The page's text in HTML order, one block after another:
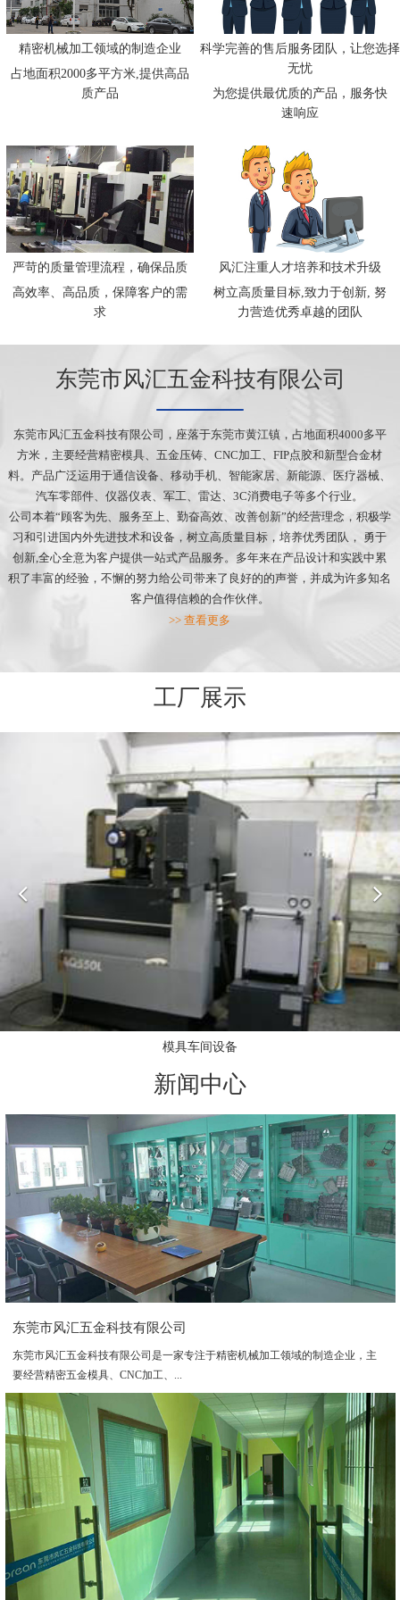
精密机械加工领域的制造企业
占地面积2000多平方米,提供高品
质产品
科学完善的售后服务团队，让您选择
无忧
为您提供最优质的产品，服务快
速响应
严苛的质量管理流程，确保品质
高效率、高品质，保障客户的需
求
风汇注重人才培养和技术升级
树立高质量目标,致力于创新, 努
力营造优秀卓越的团队
东莞市风汇五金科技有限公司
东莞市风汇五金科技有限公司，座落于东莞市黄江镇，占地面积4000多平
方米，主要经营精密模具、五金压铸、CNC加工、FIP点胶和新型合金材
料。产品广泛运用于通信设备、移动手机、智能家居、新能源、医疗器械、
汽车零部件、仪器仪表、军工、雷达、3C消费电子等多个行业。
公司本着“顾客为先、服务至上、勤奋高效、改善创新”的经营理念，积极学
习和引进国内外先进技术和设备，树立高质量目标，培养优秀团队， 勇于
创新,全心全意为客户提供一站式产品服务。多年来在产品设计和实践中累
积了丰富的经验，不懈的努力给公司带来了良好的的声誉，并成为许多知名
客户值得信赖的合作伙伴。
>> 查看更多
工厂展示
模具车间设备
Previous
新闻中心
东莞市风汇五金科技有限公司
东莞市风汇五金科技有限公司是一家专注于精密机械加工领域的制造企业，主
要经营精密五金模具、CNC加工、...